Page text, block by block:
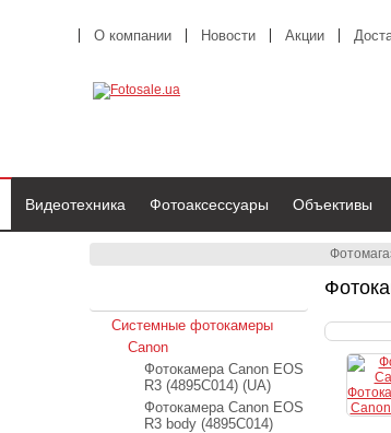
О компании Новости Акции
Видеотехника Фотоаксессуары Объективы
Системные фотокамеры
Canon
Фотокамера Canon EOS
R3 (4895C014) (UA)
Фотокамера Canon EOS
R3 body (4895C014)